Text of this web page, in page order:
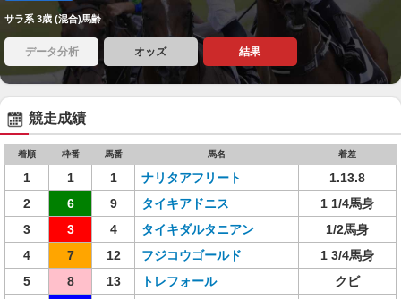
サラ系 3歳 (混合)馬齢
データ分析 オッズ 結果
競走成績
着順 枠番 馬番 馬名 着差
1 1 1 ナリタアフリート
1.13.8
2
6 9 タイキアドニス
1 1/4馬身
3
3 4 タイキダルタニアン
1/2馬身
4
7 12 フジコウゴールド
1 3/4馬身
5
8 13 トレフォール
クビ